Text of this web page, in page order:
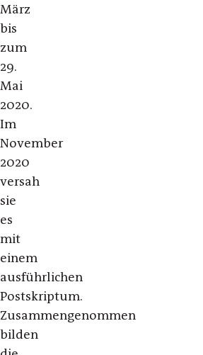
März
bis
zum
29.
Mai
2020.
Im
November
2020
versah
sie
es
mit
einem
ausführlichen
Postskriptum.
Zusammengenommen
bilden